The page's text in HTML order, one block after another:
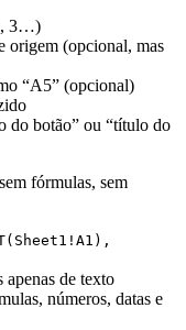
3…)
origem (opcional, mas
“A5” (opcional)
botão” ou “título do
fórmulas, sem
apenas de texto
números, datas e